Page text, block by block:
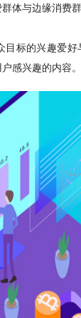
体与边缘消费群
目标的兴趣爱
感兴趣的内容。